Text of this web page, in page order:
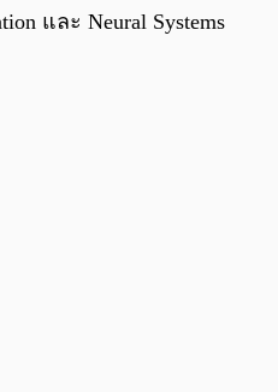
และ Neural Systems